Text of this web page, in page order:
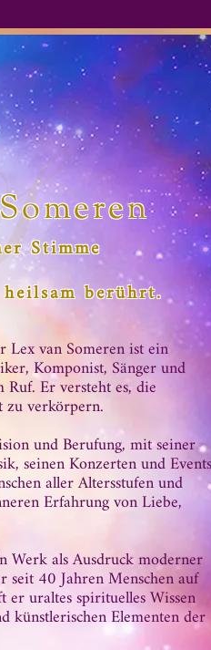
Stimme
berührt.
Lex van Someren ist ein
Komponist, Sänger und
Er versteht es, die
zu verkörpern.
und Berufung, mit seiner
seinen Konzerten und Events
aller Altersstufen und
Erfahrung von Liebe,
Werk als Ausdruck moderner
40 Jahren Menschen auf
uraltes spirituelles Wissen
künstlerischen Elementen der